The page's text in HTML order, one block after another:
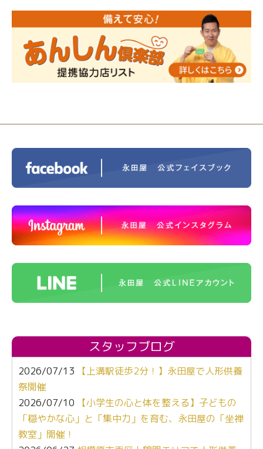
人形供養 寄付のご報告
2023/12/16終活なるほど教室＠小さな家族葬ハウ
ス®上鶴間 エンディングノートを書いてみよう！
2023/11/29 永田屋創業110周年記念式典 レンブラ
ントホテル東京町田
スタッフブログ
2026/07/13
【上溝駅徒歩2分！】永田屋で人形供養
祭開催
2026/07/10
【小学生の心と体を整える】子どもの
「穏やかな心」と「集中力」を育む、永田屋の「坐禅
教室」開催！